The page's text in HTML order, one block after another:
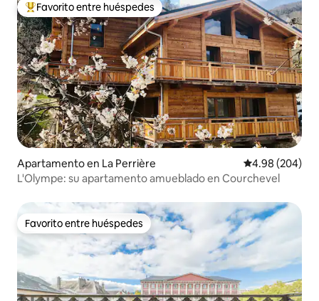
Favorito entre huéspedes preferido
Favorito entre huéspedes
Apartamento en La Perrière Calificación
4.98 (204)
L'Olympe: su apartamento amueblado en Courchevel
Favorito entre huéspedes
Favorito entre huéspedes